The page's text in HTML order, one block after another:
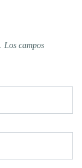
Los campos